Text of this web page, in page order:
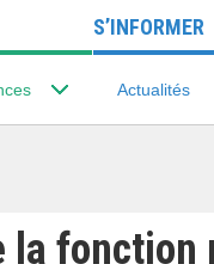
S’INFORMER
Actualités
la